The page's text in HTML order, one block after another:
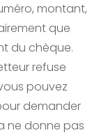
montant,
que
du chèque.
refuse
pouvez
demander
ne donne pas